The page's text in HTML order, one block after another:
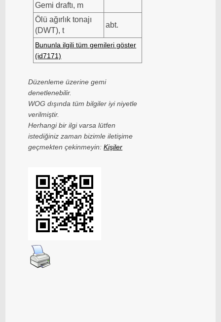
Gemi draftı, m
Ölü ağırlık tonajı
(DWT), t
abt.
Bununla ilgili tüm gemileri göster
(id7171)
Düzenleme üzerine gemi
denetlenebilir.
WOG dışında tüm bilgiler iyi niyetle
verilmiştir.
Herhangi bir ilgi varsa lütfen
istediğiniz zaman bizimle iletişime
geçmekten çekinmeyin:Kişiler